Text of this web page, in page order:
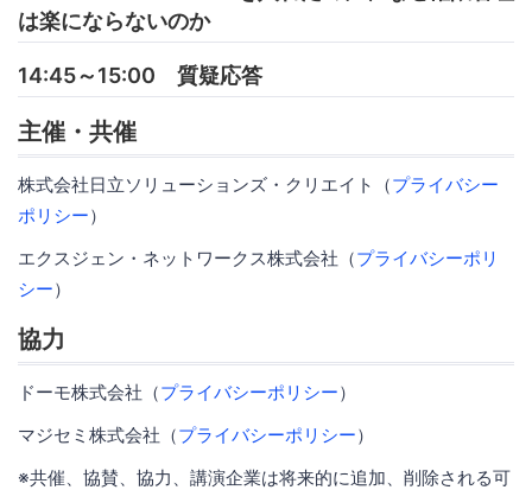
は楽にならないのか
14:45～15:00 質疑応答
主催・共催
株式会社日立ソリューションズ・クリエイト（プライバシー
ポリシー）
エクスジェン・ネットワークス株式会社（プライバシーポリ
シー）
協力
ドーモ株式会社（プライバシーポリシー）
マジセミ株式会社（プライバシーポリシー）
※共催、協賛、協力、講演企業は将来的に追加、削除される可